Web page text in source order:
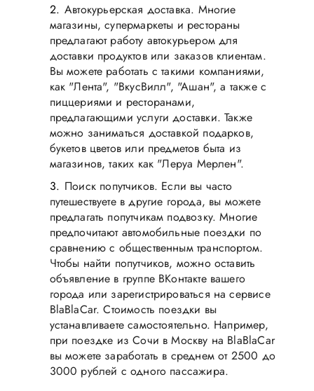
Автокурьерская доставка. Многие
магазины, супермаркеты и рестораны
предлагают работу автокурьером для
доставки продуктов или заказов клиентам.
Вы можете работать с такими компаниями,
как "Лента", "ВкусВилл", "Ашан", а также с
пиццериями и ресторанами,
предлагающими услуги доставки. Также
можно заниматься доставкой подарков,
букетов цветов или предметов быта из
магазинов, таких как "Леруа Мерлен".
Поиск попутчиков. Если вы часто
путешествуете в другие города, вы можете
предлагать попутчикам подвозку. Многие
предпочитают автомобильные поездки по
сравнению с общественным транспортом.
Чтобы найти попутчиков, можно оставить
объявление в группе ВКонтакте вашего
города или зарегистрироваться на сервисе
BlaBlaCar. Стоимость поездки вы
устанавливаете самостоятельно. Например,
при поездке из Сочи в Москву на BlaBlaCar
вы можете заработать в среднем от 2500 до
3000 рублей с одного пассажира.